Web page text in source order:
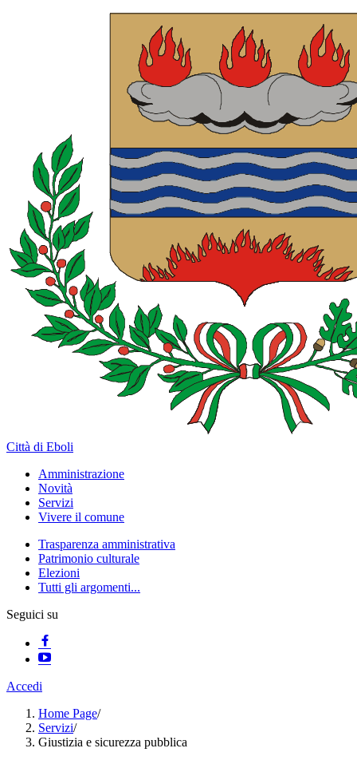
Città di Eboli
Amministrazione
Novità
Servizi
Vivere il comune
Trasparenza amministrativa
Patrimonio culturale
Elezioni
Tutti gli argomenti...
Seguici su
Accedi
Home Page/
Servizi/
Giustizia e sicurezza pubblica